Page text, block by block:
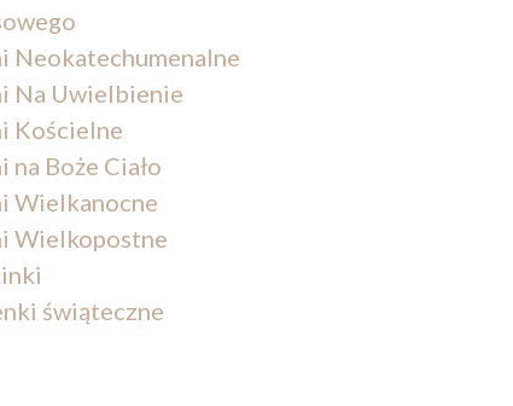
Neokatechumenalne
Na Uwielbienie
Kościelne
na Boże Ciało
Wielkanocne
Wielkopostne
świąteczne